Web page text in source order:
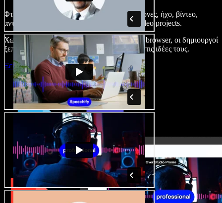
Φτιάξτε voice overs, προσθέστε δωρεάν εικόνες, ήχο, βίντεο,
αντιγραφή φωνής – ολοκληρωμένα audio/video projects.
Χωρίς καμπύλη εκμάθησης και με όλα στον browser, οι δημιουργοί
ξεπερνούν τα κλασικά όρια και δίνουν ζωή στις ιδέες τους.
Ξεκινήστε με το Studio